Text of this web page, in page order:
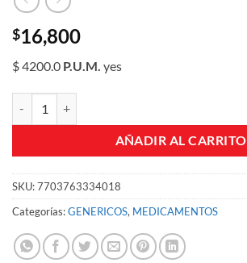
$16,800
$ 4200.0 P.U.M. yes
AÑADIR AL CARRITO
SKU:7703763334018
Categorías:GENERICOS, MEDICAMENTOS